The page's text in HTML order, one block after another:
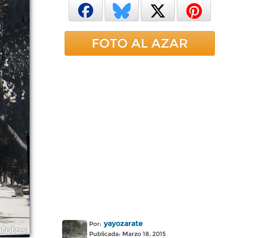
FOTO AL AZAR
Por: yayozarate
Publicada: Marzo 18, 2015